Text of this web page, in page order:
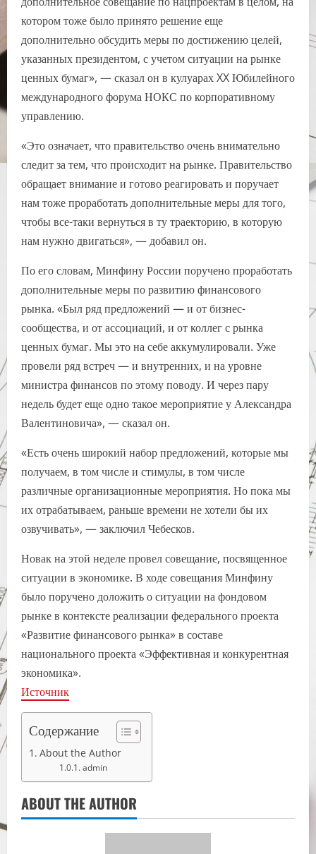
котором тоже было принято решение еще
дополнительно обсудить меры по достижению целей,
указанных президентом, с учетом ситуации на рынке
ценных бумаг», — сказал он в кулуарах XX Юбилейного
международного форума НОКС по корпоративному
управлению.
«Это означает, что правительство очень внимательно
следит за тем, что происходит на рынке. Правительство
обращает внимание и готово реагировать и поручает
нам тоже проработать дополнительные меры для того,
чтобы все-таки вернуться в ту траекторию, в которую
нам нужно двигаться», — добавил он.
По его словам, Минфину России поручено проработать
дополнительные меры по развитию финансового
рынка. «Был ряд предложений — и от бизнес-
сообщества, и от ассоциаций, и от коллег с рынка
ценных бумаг. Мы это на себе аккумулировали. Уже
провели ряд встреч — и внутренних, и на уровне
министра финансов по этому поводу. И через пару
недель будет еще одно такое мероприятие у Александра
Валентиновича», — сказал он.
«Есть очень широкий набор предложений, которые мы
получаем, в том числе и стимулы, в том числе
различные организационные мероприятия. Но пока мы
их отрабатываем, раньше времени не хотели бы их
озвучивать», — заключил Чебесков.
Новак на этой неделе провел совещание, посвященное
ситуации в экономике. В ходе совещания Минфину
было поручено доложить о ситуации на фондовом
рынке в контексте реализации федерального проекта
«Развитие финансового рынка» в составе
национального проекта «Эффективная и конкурентная
экономика».
Источник
Содержание
About the Author
admin
ABOUT THE AUTHOR